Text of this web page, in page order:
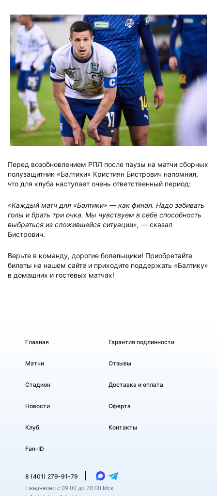
Перед возобновлением РПЛ после паузы на матчи сборных
полузащитник «Балтики» Кристиян Бистрович напомнил,
что для клуба наступает очень ответственный период:
«Каждый матч для «Балтики» — как финал. Надо забивать
голы и брать три очка. Мы чувствуем в себе способность
выбраться из сложившейся ситуации»,— сказал
Бистрович.
Верьте в команду, дорогие болельщики! Приобретайте
билеты на нашем сайте и приходите поддержать «Балтику»
в домашних и гостевых матчах!
Главная
Матчи
Стадион
Новости
Клуб
Fan-ID
Гарантия подлинности
Отзывы
Доставка и оплата
Оферта
Контакты
8 (401) 279-91-79
Ежедневно с 09:00 до 20:00 Мск